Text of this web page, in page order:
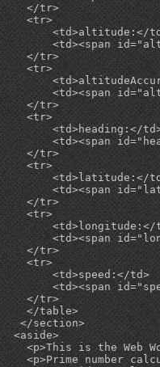
    </tr>
    <tr>
<td>altitude:</
<td><span
    </tr>
    <tr>
<td><span
    </tr>
    <tr>
<td>heading:</
<td><span
    </tr>
    <tr>
<td>latitude:</
<td><span
    </tr>
    <tr>
<td>longitude:</
<td><span
    </tr>
    <tr>
        <td>speed:</td>
<td><span
    </tr>
    </table>
   </section>
  <aside>
<p>This is the Web
<p>Prime number